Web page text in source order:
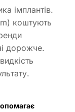
імплантів.
коштують
дорожче.